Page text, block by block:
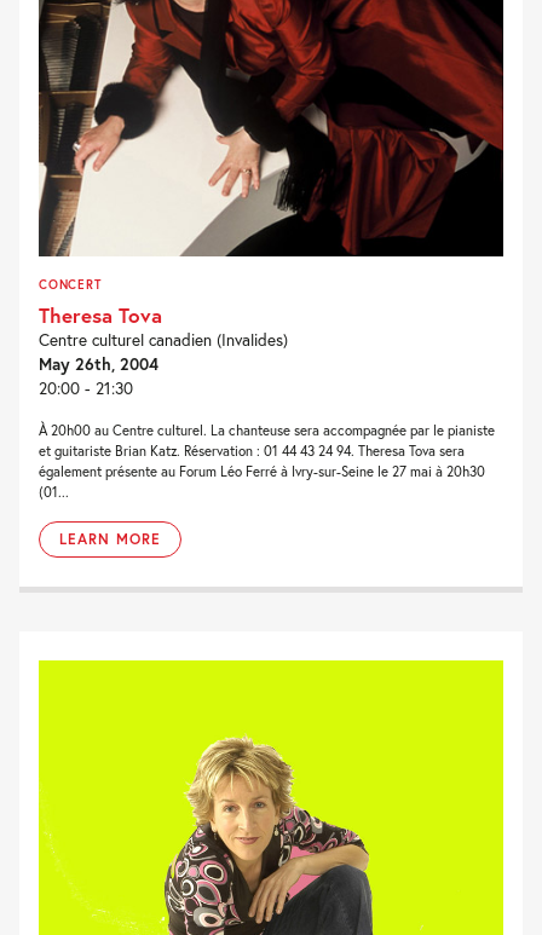
CONCERT
Theresa Tova
Centre culturel canadien (Invalides)
May 26th, 2004
20:00 - 21:30
À 20h00 au Centre culturel. La chanteuse sera accompagnée par le pianiste
et guitariste Brian Katz. Réservation : 01 44 43 24 94. Theresa Tova sera
également présente au Forum Léo Ferré à Ivry-sur-Seine le 27 mai à 20h30
(01...
LEARN MORE